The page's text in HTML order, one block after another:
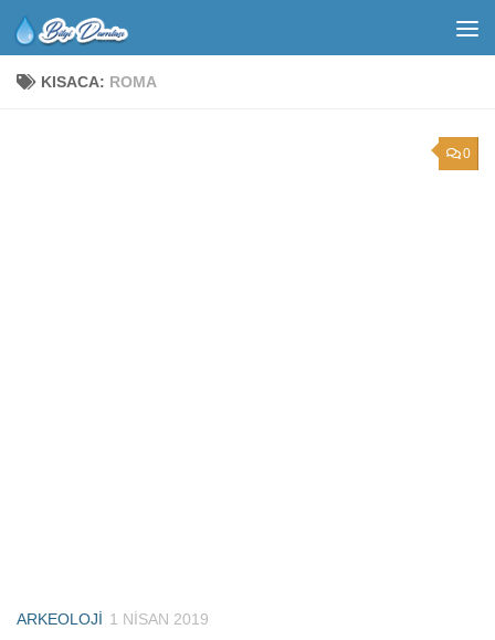
KISACA: ROMA
0
ARKEOLOJI 1 NISAN 2019